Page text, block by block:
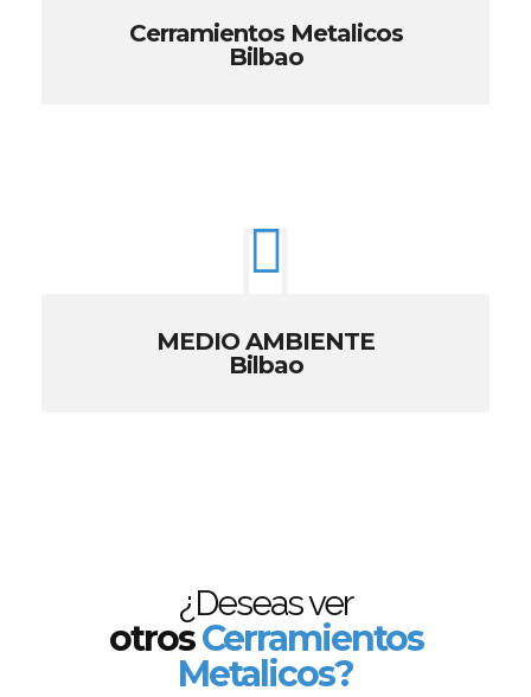
Cerramientos Metalicos
Bilbao
MEDIO AMBIENTE
Bilbao
¿Deseas ver
otrosCerramientos
Metalicos?